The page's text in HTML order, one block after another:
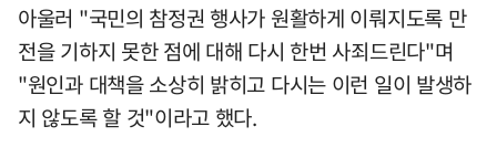
아울러 "국민의 참정권 행사가 원활하게 이뤄지도록 만
전을 기하지 못한 점에 대해 다시 한번 사죄드린다"며
"원인과 대책을 소상히 밝히고 다시는 이런 일이 발생하
지 않도록 할 것"이라고 했다.